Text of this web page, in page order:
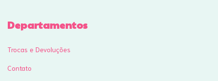
Departamentos
Trocas e Devoluções
Contato